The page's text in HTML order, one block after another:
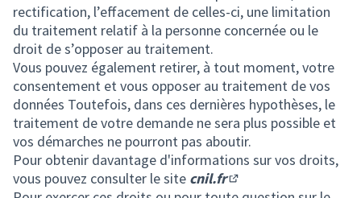
rectification, l’effacement de celles-ci, une limitation
du traitement relatif à la personne concernée ou le
droit de s’opposer au traitement.
Vous pouvez également retirer, à tout moment, votre
consentement et vous opposer au traitement de vos
données Toutefois, dans ces dernières hypothèses, le
traitement de votre demande ne sera plus possible et
vos démarches ne pourront pas aboutir.
Pour obtenir davantage d'informations sur vos droits,
vous pouvez consulter le site cnil.fr
(Lien externe)